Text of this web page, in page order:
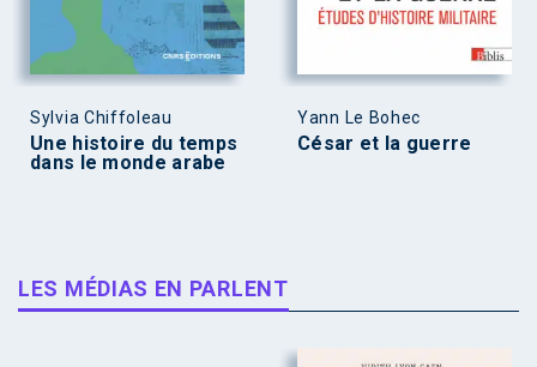
Sylvia Chiffoleau
Une histoire du temps
dans le monde arabe
Yann Le Bohec
César et la guerre
LES MÉDIAS EN PARLENT